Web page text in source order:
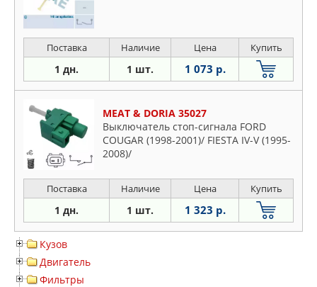
Поставка Наличие Цена Купить
1 дн. 1 шт. 1 073 р.
MEAT & DORIA 35027
Выключатель стоп-сигнала FORD
COUGAR (1998-2001)/ FIESTA IV-V (1995-
2008)/
Поставка Наличие Цена Купить
1 дн. 1 шт. 1 323 р.
Кузов
Двигатель
Фильтры